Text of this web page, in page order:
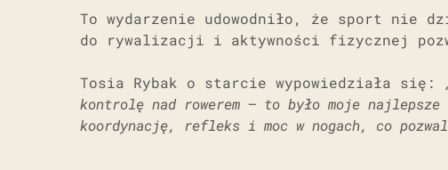
To wydarzenie udowodniło, że sport
do rywalizacji i aktywności fizycznej
Tosia Rybak o starcie wypowiedziała się:
kontrolę nad rowerem – to było moje
koordynację, refleks i moc w nogach, co